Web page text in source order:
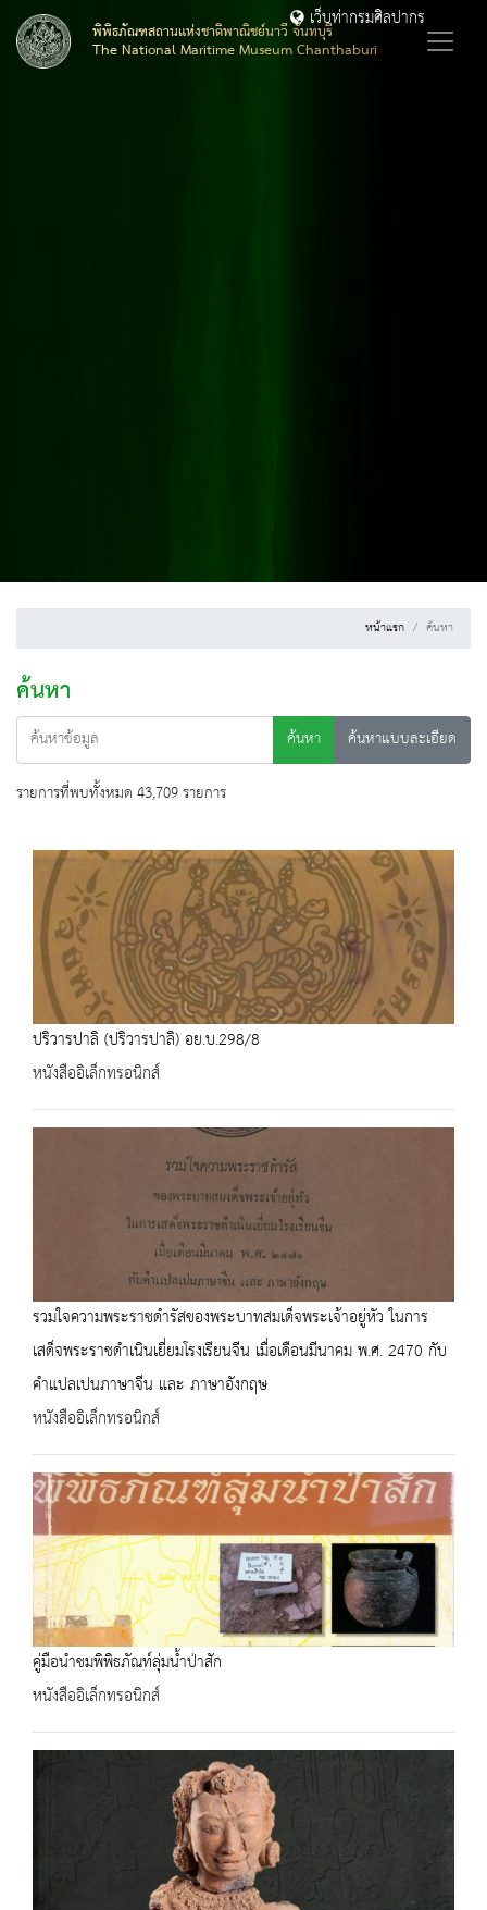
พิพิธภัณฑสถานแห่งชาติพาณิชย์นาวี จันทบุรี
The National Maritime Museum Chanthaburi
เว็บท่ากรมศิลปากร
หน้าแรก ค้นหา
ค้นหา
ค้นหา
ค้นหาแบบละเอียด
รายการที่พบทั้งหมด 43,709 รายการ
ปริวารปาลิ (ปริวารปาลิ) อย.บ.298/8
หนังสืออิเล็กทรอนิกส์
รวมใจความพระราชดำรัสของพระบาทสมเด็จพระเจ้าอยู่หัว ในการ
เสด็จพระราชดำเนินเยี่ยมโรงเรียนจีน เมื่อเดือนมีนาคม พ.ศ. 2470 กับ
คำแปลเปนภาษาจีน และ ภาษาอังกฤษ
หนังสืออิเล็กทรอนิกส์
คู่มือนำชมพิพิธภัณท์ลุ่มน้ำป่าสัก
หนังสืออิเล็กทรอนิกส์